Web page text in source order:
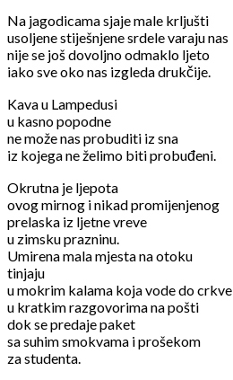
Na jagodicama sjaje male krljušti
usoljene stiješnjene srdele varaju nas
nije se još dovoljno odmaklo ljeto
iako sve oko nas izgleda drukčije.
Kava u Lampedusi
u kasno popodne
ne može nas probuditi iz sna
iz kojega ne želimo biti probuđeni.
Okrutna je ljepota
ovog mirnog i nikad promijenjenog
prelaska iz ljetne vreve
u zimsku prazninu.
Umirena mala mjesta na otoku
tinjaju
u mokrim kalama koja vode do crkve
u kratkim razgovorima na pošti
dok se predaje paket
sa suhim smokvama i prošekom
za studenta.